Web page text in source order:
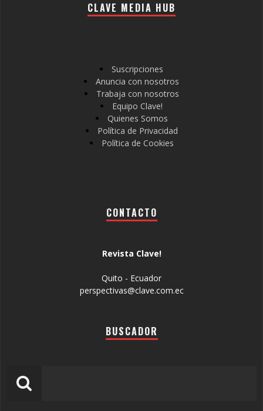
CLAVE MEDIA HUB
Suscripciones
Anuncia con nosotros
Trabaja con nosotros
Equipo Clave!
Quienes Somos
Política de Privacidad
Política de Cookies
CONTACTO
Revista Clave!
Quito - Ecuador
perspectivas@clave.com.ec
BUSCADOR